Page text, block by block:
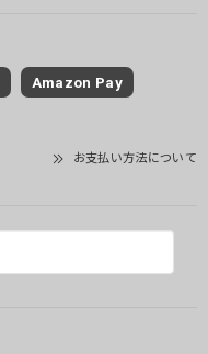
Amazon Pay
お支払い方法について